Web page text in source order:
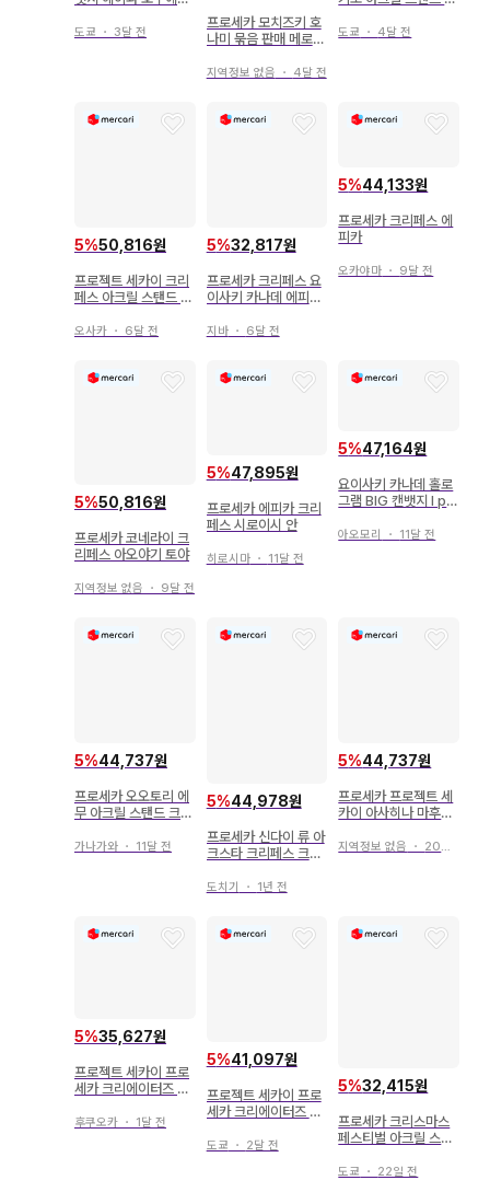
도쿄 ・ 3달 전
프로세카 모치즈키 호
나미 묶음 판매 메로파
지역정보 없음 ・ 4달 전
도쿄 ・ 4달 전
5%50,816원
프로젝트 세카이 크리
페스 아크릴 스탠드 아
트
오사카 ・ 6달 전
5%32,817원
프로세카 크리페스 요
이사키 카나데 에피카
지바・ 6달 전
5%44,133원
프로세카 크리페스 에
피카
오카야마 ・ 9달 전
5%50,816원
프로세카 코네라이 크
리페스 아오야기 토야
지역정보 없음 ・ 9달 전
5%47,895원
프로세카 에피카 크리
페스 시로이시 안
히로시마・ 11달 전
5%47,164원
요이사키 카나데 홀로
그램 BIG 캔뱃지 I pip
아오모리 ・ 11달 전
5%44,737원
프로세카 오오토리 에
무 아크릴 스탠드 크리
가나가와 ・ 11달 전
5%44,978원
프로세카 신다이 류 아
크스타 크리페스 크리
도치기 ・ 1년 전
5%44,737원
프로세카 프로젝트 세
카이 아사히나 마후유
마스 페스티벌
지역정보 없음 ・ 20일 전
5%35,627원
프로젝트 세카이 프로
세카 크리에이터즈 페
후쿠오카 ・ 1달 전
5%41,097원
프로젝트 세카이 프로
세카 크리에이터즈 페
도쿄 ・ 2달 전
5%32,415원
프로세카 크리스마스
페스티벌 아크릴 스탠
도쿄 ・ 22일 전